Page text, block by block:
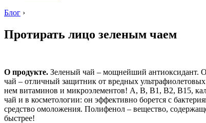
Блог ›
Протирать лицо зеленым чаем
О продукте. Зеленый чай – мощнейший антиоксидант.
чай – отличный защитник от вредных
нем витаминов и микроэлементов! А, В, В1, В2, В15,
чай и в косметологии: он эффективно борется с
средство омоложения. Полифенол – вещество,
быстрее!